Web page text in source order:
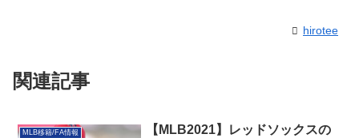
hirotee
関連記事
MLB移籍/FA情報
【MLB2021】レッドソックスの